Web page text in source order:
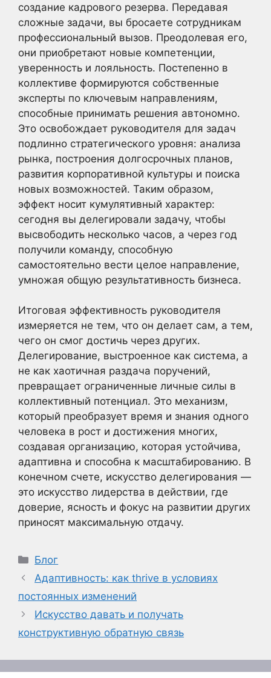
создание кадрового резерва. Передавая
сложные задачи, вы бросаете сотрудникам
профессиональный вызов. Преодолевая его,
они приобретают новые компетенции,
уверенность и лояльность. Постепенно в
коллективе формируются собственные
эксперты по ключевым направлениям,
способные принимать решения автономно.
Это освобождает руководителя для задач
подлинно стратегического уровня: анализа
рынка, построения долгосрочных планов,
развития корпоративной культуры и поиска
новых возможностей. Таким образом,
эффект носит кумулятивный характер:
сегодня вы делегировали задачу, чтобы
высвободить несколько часов, а через год
получили команду, способную
самостоятельно вести целое направление,
умножая общую результативность бизнеса.
Итоговая эффективность руководителя
измеряется не тем, что он делает сам, а тем,
чего он смог достичь через других.
Делегирование, выстроенное как система, а
не как хаотичная раздача поручений,
превращает ограниченные личные силы в
коллективный потенциал. Это механизм,
который преобразует время и знания одного
человека в рост и достижения многих,
создавая организацию, которая устойчива,
адаптивна и способна к масштабированию. В
конечном счете, искусство делегирования —
это искусство лидерства в действии, где
доверие, ясность и фокус на развитии других
приносят максимальную отдачу.
Рубрики
Блог
Адаптивность: как thrive в условиях
постоянных изменений
Искусство давать и получать
конструктивную обратную связь